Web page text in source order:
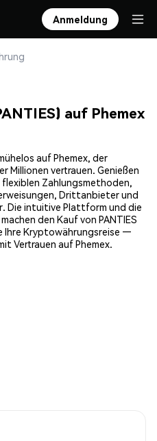
Anmeldung
auf Phemex
auf Phemex, der
vertrauen. Genießen
Zahlungsmethoden,
Drittanbieter und
Die intuitive Plattform und die
den Kauf von PANTIES
Ihre Kryptowährungsreise —
Vertrauen auf Phemex.